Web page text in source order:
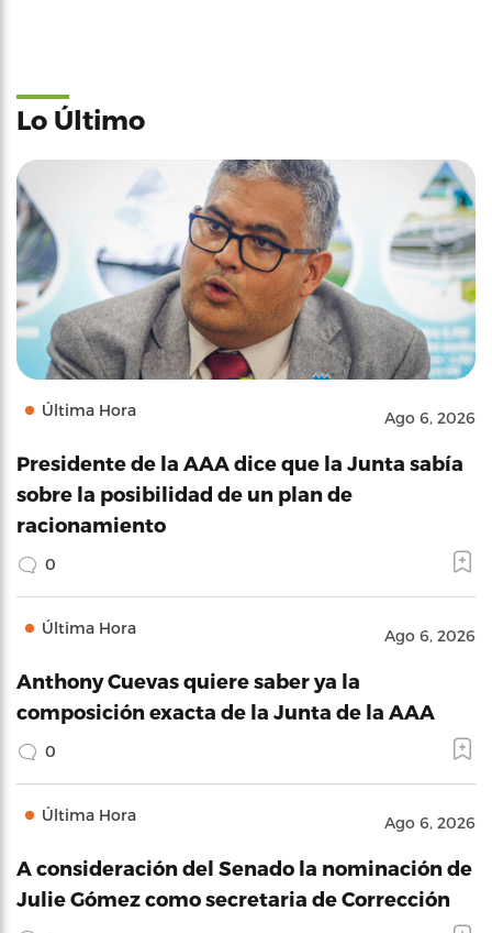
Lo Último
Última Hora Ago 6, 2026
Presidente de la AAA dice que la Junta sabía
sobre la posibilidad de un plan de
racionamiento
0
Última Hora Ago 6, 2026
Anthony Cuevas quiere saber ya la
composición exacta de la Junta de la AAA
0
Última Hora Ago 6, 2026
A consideración del Senado la nominación de
Julie Gómez como secretaria de Corrección